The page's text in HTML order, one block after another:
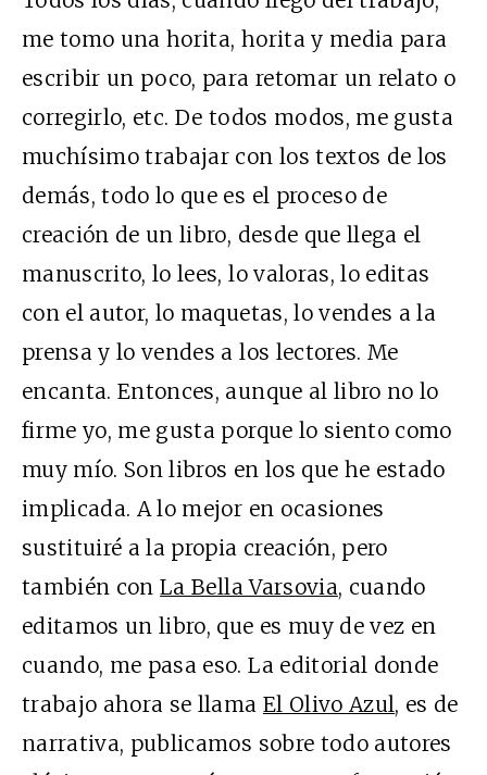
me tomo una horita, horita y media para
escribir un poco, para retomar un relato o
corregirlo, etc. De todos modos, me gusta
muchísimo trabajar con los textos de los
demás, todo lo que es el proceso de
creación de un libro, desde que llega el
manuscrito, lo lees, lo valoras, lo editas
con el autor, lo maquetas, lo vendes a la
prensa y lo vendes a los lectores. Me
encanta. Entonces, aunque al libro no lo
firme yo, me gusta porque lo siento como
muy mío. Son libros en los que he estado
implicada. A lo mejor en ocasiones
sustituiré a la propia creación, pero
también conLa Bella Varsovia, cuando
editamos un libro, que es muy de vez en
cuando, me pasa eso. La editorial donde
trabajo ahora se llama El Olivo Azul, es de
narrativa, publicamos sobre todo autores